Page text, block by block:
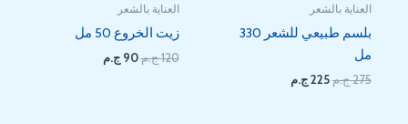
العناية بالشعر
بلسم طبيعي للشعر 330
مل
275ج.م225 ج.م
العناية بالشعر
زيت الخروع 50 مل
120ج.م90 ج.م